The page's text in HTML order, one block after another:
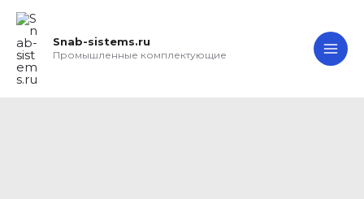
Перейти
содержимому
Snab-sistems.ru
Промышленные комплектующие
3
Search...